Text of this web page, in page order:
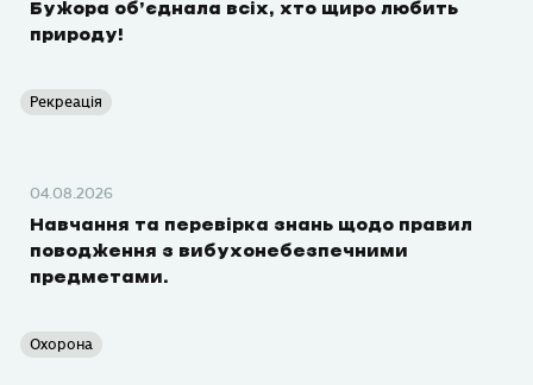
Бужора об’єднала всіх, хто щиро любить
природу!
Рекреація
04.08.2026
Навчання та перевірка знань щодо правил
поводження з вибухонебезпечними
предметами.
Охорона